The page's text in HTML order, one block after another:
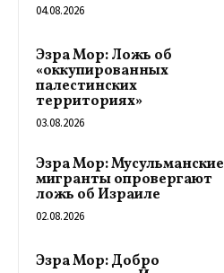
04.08.2026
Эзра Мор: Ложь об
«оккупированных
палестинских
территориях»
03.08.2026
Эзра Мор: Мусульманские
мигранты опровергают
ложь об Израиле
02.08.2026
Эзра Мор: Добро